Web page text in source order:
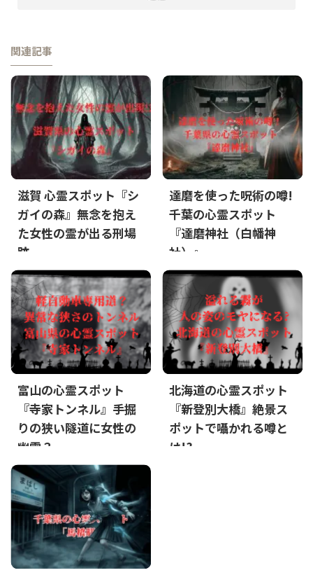
関連記事
滋賀 心霊スポット『シ
ガイの森』無念を抱え
た女性の霊が出る刑場
跡
達磨を使った呪術の噂!
千葉の心霊スポット
『達磨神社（白幡神
社）』
富山の心霊スポット
『寺家トンネル』手掘
りの狭い隧道に女性の
幽霊？
北海道の心霊スポット
『新登別大橋』絶景ス
ポットで囁かれる噂と
は!?